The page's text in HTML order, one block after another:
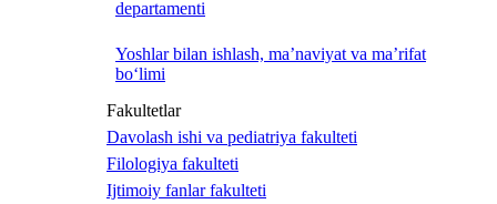
departamenti
Yoshlar bilan ishlash, ma’naviyat va ma’rifat
bo‘limi
Fakultetlar
Davolash ishi va pediatriya fakulteti
Filologiya fakulteti
Ijtimoiy fanlar fakulteti